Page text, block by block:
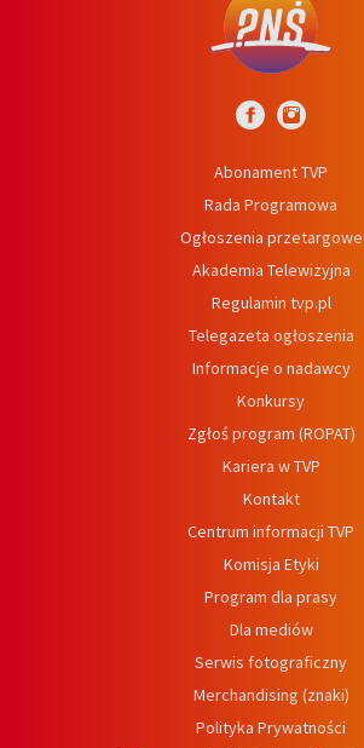
Abonament TVP
Rada Programowa
Ogłoszenia przetargowe
Akademia Telewizyjna
Regulamin tvp.pl
Telegazeta ogłoszenia
Informacje o nadawcy
Konkursy
Zgłoś program (ROPAT)
Kariera w TVP
Kontakt
Centrum informacji TVP
Komisja Etyki
Program dla prasy
Dla mediów
Serwis fotograficzny
Merchandising (znaki)
Polityka Prywatności